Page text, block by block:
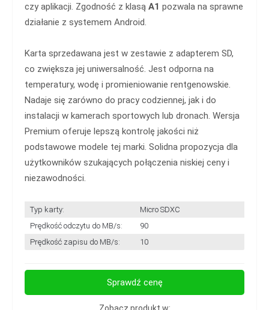
czy aplikacji. Zgodność z klasą A1 pozwala na sprawne
działanie z systemem Android.
Karta sprzedawana jest w zestawie z adapterem SD,
co zwiększa jej uniwersalność. Jest odporna na
temperatury, wodę i promieniowanie rentgenowskie.
Nadaje się zarówno do pracy codziennej, jak i do
instalacji w kamerach sportowych lub dronach. Wersja
Premium oferuje lepszą kontrolę jakości niż
podstawowe modele tej marki. Solidna propozycja dla
użytkowników szukających połączenia niskiej ceny i
niezawodności.
Typ karty:
Micro SDXC
Prędkość odczytu do MB/s:
90
Prędkość zapisu do MB/s:
10
Sprawdź cenę
Zobacz produkt w: